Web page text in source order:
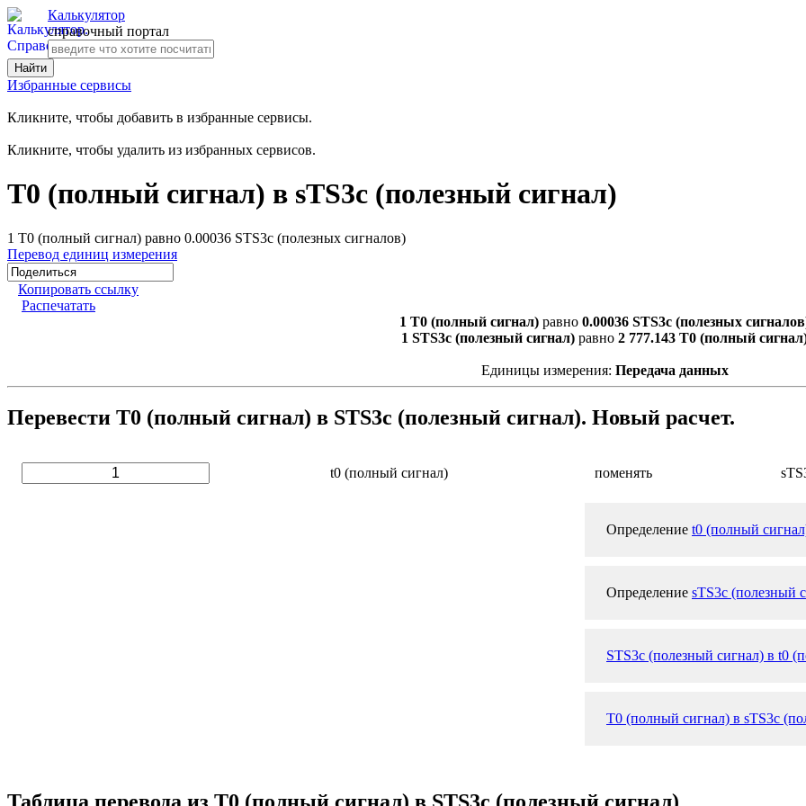
Калькулятор
справочный портал
Избранные сервисы
Кликните, чтобы добавить в избранные сервисы.
Кликните, чтобы удалить из избранных сервисов.
T0 (полный сигнал) в sTS3c (полезный сигнал)
1 T0 (полный сигнал) равно 0.00036 STS3c (полезных сигналов)
Перевод единиц измерения
Копировать ссылку
Распечатать
1 T0 (полный сигнал) равно 0.00036 STS3c (полезных
1 STS3c (полезный сигнал) равно 2 777.143 T0 (полный
Единицы измерения: Передача данных
Перевести T0 (полный сигнал) в STS3c (полезный сигнал). Новый расчет.
t0 (полный сигнал) поменять
Определение t0 (полный
Определение sTS3c (полезный
STS3c (полезный сигнал) в t0
T0 (полный сигнал) в sTS3c
Таблица перевода из T0 (полный сигнал) в STS3c (полезный сигнал)